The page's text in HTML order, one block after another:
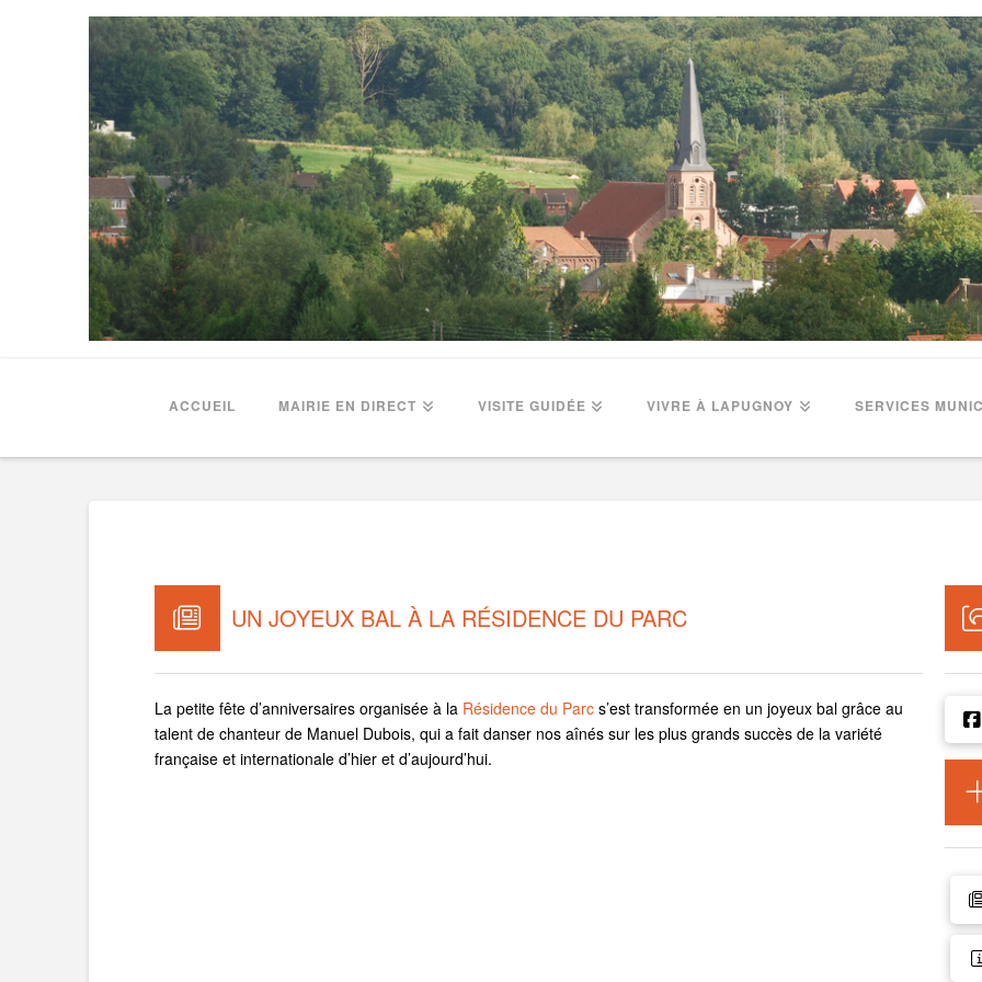
ACCUEIL MAIRIE EN DIRECT VISITE GUIDÉE VIVRE À LAPUGNOY SERVICES
UN JOYEUX BAL À LA RÉSIDENCE DU PARC
La petite fête d’anniversaires organisée à la Résidence du Parcs’est transformée en un joyeux bal grâce au
talent de chanteur de Manuel Dubois, qui a fait danser nos aînés sur les plus grands succès de la variété
française et internationale d’hier et d’aujourd’hui.